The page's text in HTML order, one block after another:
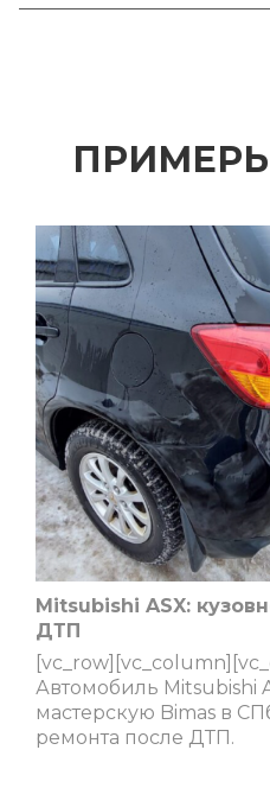
Mitsubishi ASX:
ДТП
Автомобиль Mitsubishi
мастерскую Bimas в
ремонта после ДТП.